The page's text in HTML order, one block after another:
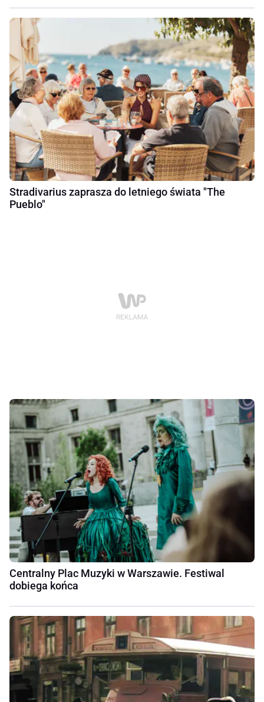
Stradivarius zaprasza do letniego świata "The
Pueblo"
Centralny Plac Muzyki w Warszawie. Festiwal
dobiega końca